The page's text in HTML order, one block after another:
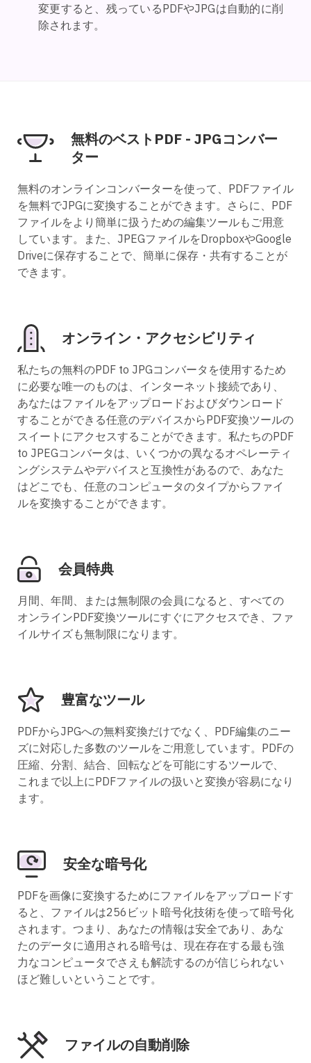
変更すると、残っているPDFやJPGは自動的に削
除されます。
無料のベストPDF - JPGコンバー
ター
無料のオンラインコンバーターを使って、PDFファイル
を無料でJPGに変換することができます。さらに、PDF
ファイルをより簡単に扱うための編集ツールもご用意
しています。また、JPEGファイルをDropboxやGoogle
Driveに保存することで、簡単に保存・共有することが
できます。
オンライン・アクセシビリティ
私たちの無料のPDF to JPGコンバータを使用するため
に必要な唯一のものは、インターネット接続であり、
あなたはファイルをアップロードおよびダウンロード
することができる任意のデバイスからPDF変換ツールの
スイートにアクセスすることができます。私たちのPDF
to JPEGコンバータは、いくつかの異なるオペレーティ
ングシステムやデバイスと互換性があるので、あなた
はどこでも、任意のコンピュータのタイプからファイ
ルを変換することができます。
会員特典
月間、年間、または無制限の会員になると、すべての
オンラインPDF変換ツールにすぐにアクセスでき、ファ
イルサイズも無制限になります。
豊富なツール
PDFからJPGへの無料変換だけでなく、PDF編集のニー
ズに対応した多数のツールをご用意しています。PDFの
圧縮、分割、結合、回転などを可能にするツールで、
これまで以上にPDFファイルの扱いと変換が容易になり
ます。
安全な暗号化
PDFを画像に変換するためにファイルをアップロードす
ると、ファイルは256ビット暗号化技術を使って暗号化
されます。つまり、あなたの情報は安全であり、あな
たのデータに適用される暗号は、現在存在する最も強
力なコンピュータでさえも解読するのが信じられない
ほど難しいということです。
ファイルの自動削除